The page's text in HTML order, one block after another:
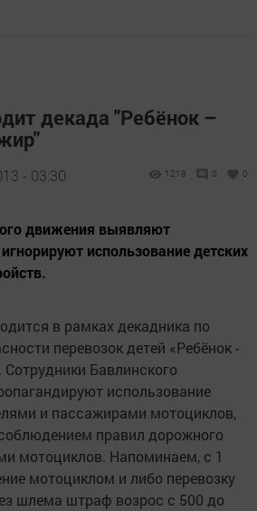
декада "Ребёнок –
- 03:30 1218 0 0
движения выявляют
использование детских
в рамках декадника по
перевозок детей «Ребёнок -
Бавлинского
использование
и пассажирами мотоциклов,
правил дорожного
мотоциклов. Напоминаем, с 1
мотоциклом и либо перевозку
шлема штраф возрос с 500 до